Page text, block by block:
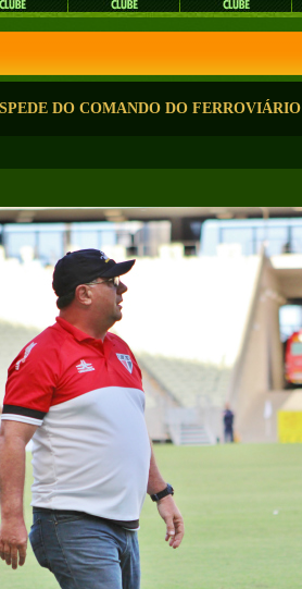
DO COMANDO DO FERROVIÁRIO